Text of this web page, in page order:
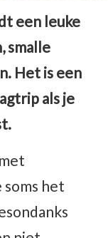
een leuke
smalle
Het is een
als je
soms het